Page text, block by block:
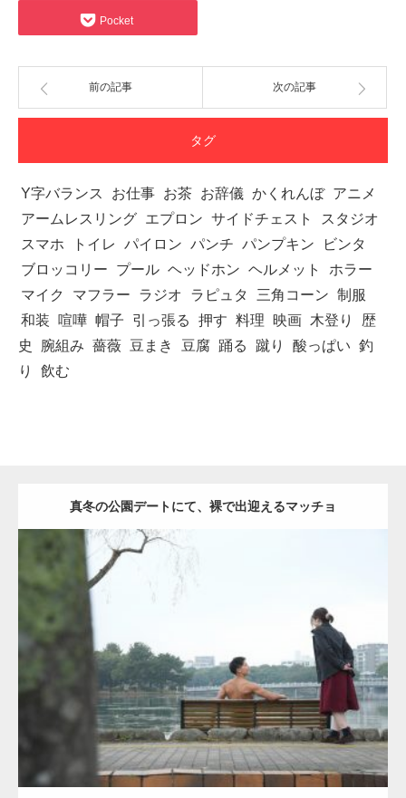
Pocket
前の記事 次の記事
タグ
Y字バランス お仕事 お茶 お辞儀 かくれんぼ アニメ
アームレスリング エプロン サイドチェスト
スタジオ
スマホ
トイレ パイロン パンチ パンプキン
ビンタ
ブロッコリー
プール ヘッドホン ヘルメット
ホラー
マイク
マフラー ラジオ ラピュタ 三角コーン 制服
和装
喧嘩 帽子 引っ張る 押す 料理 映画 木登り
歴
史
腕組み 薔薇 豆まき 豆腐 踊る 蹴り 酸っぱい 釣
り
飲む
真冬の公園デートにて、裸で出迎えるマッチョ
公園のマッチョ AKIHITO(細マッチョ) 背中
ダウンロード